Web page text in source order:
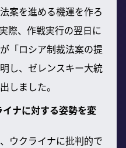
案を進める機運を作ろ
際、作戦実行の翌日に
「ロシア制裁法案の提
し、ゼレンスキー大統
しました。
ナに対する姿勢を変
ウクライナに批判的で